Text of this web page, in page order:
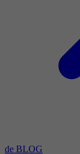
de BLOG